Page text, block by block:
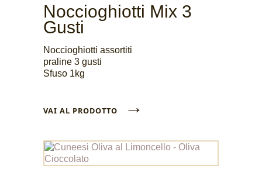
Noccioghiotti Mix 3
Gusti
Noccioghiotti assortiti
praline 3 gusti
Sfuso 1kg
VAI AL PRODOTTO →